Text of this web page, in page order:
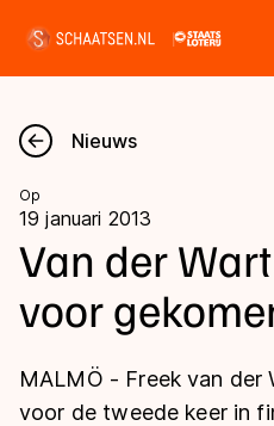
Nieuws
Kalender
Disciplines
Marathon
Langebaan
Uitslagen
Nieuws
Op
19 januari 2013
Van der
voor
MALMÖ - Freek van
voor de tweede keer in